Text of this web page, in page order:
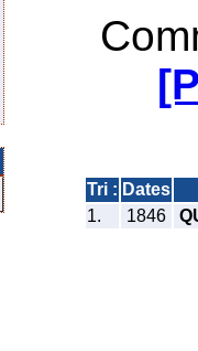
Tri : Dates
1.
1846